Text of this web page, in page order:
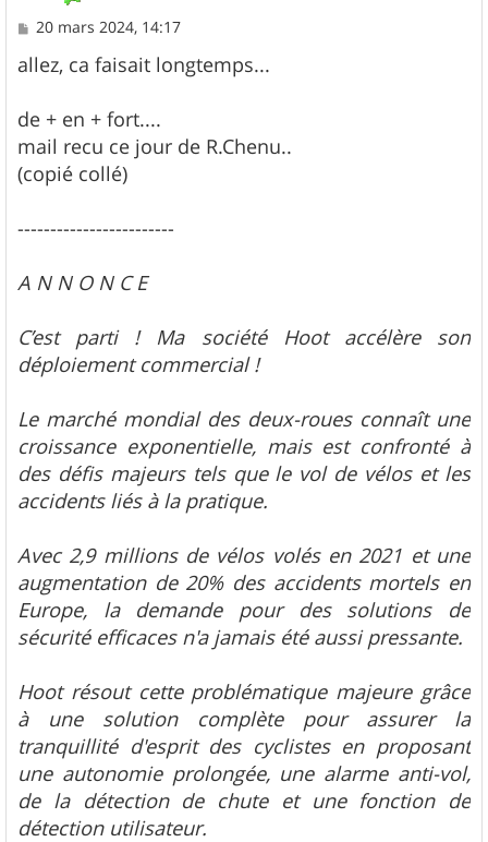
M
s
s
g
e
20 mars 2024, 14:17
allez, ca faisait longtemps...
de + en + fort....
mail recu ce jour de R.Chenu..
(copié collé)
------------------------
A N N O N C E
C’est parti ! Ma société Hoot accélère son
déploiement commercial !
Le marché mondial des deux-roues connaît une
croissance exponentielle, mais est confronté à
des défis majeurs tels que le vol de vélos et les
accidents liés à la pratique.
Avec 2,9 millions de vélos volés en 2021 et une
augmentation de 20% des accidents mortels en
Europe, la demande pour des solutions de
sécurité efficaces n'a jamais été aussi pressante.
Hoot résout cette problématique majeure grâce
à une solution complète pour assurer la
tranquillité d'esprit des cyclistes en proposant
une autonomie prolongée, une alarme anti-vol,
de la détection de chute et une fonction de
détection utilisateur.